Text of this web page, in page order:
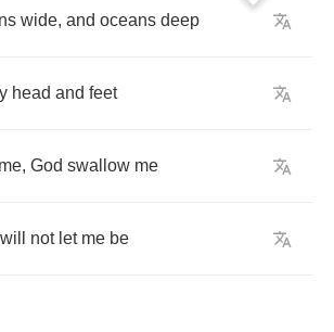
wide, and oceans deep
head and feet
me, God swallow me
will not let me be